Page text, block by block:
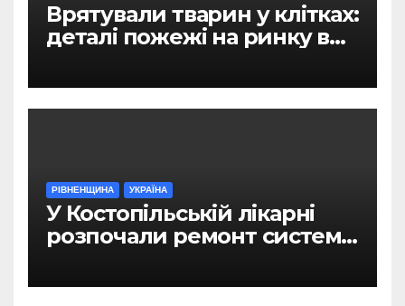
Врятували тварин у клітках:
деталі пожежі на ринку в
РІВНЕНЩИНА УКРАЇНА
У Костопільській лікарні
розпочали ремонт системи